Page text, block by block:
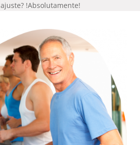
!Absolutamente!